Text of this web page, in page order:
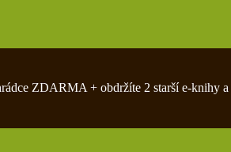
ZDARMA + obdržíte 2 starší e-knihy